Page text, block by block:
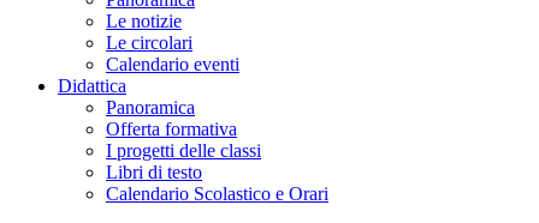
Le notizie
Le circolari
Calendario eventi
Didattica
Panoramica
Offerta formativa
I progetti delle classi
Libri di testo
Calendario Scolastico e Orari